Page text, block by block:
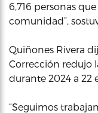
6,716 personas
comunidad”,
Quiñones Rivera
Corrección redujo
durante 2024 a 22
“Seguimos